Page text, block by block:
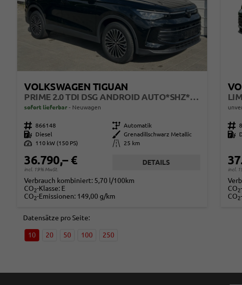
VOLKSWAGEN TIGUAN
PRIME 2.0 TDI DSG ANDROID AUTO*SHZ*18"*IQ DRIVE*360°*ACC*KEYLESS*LED PLUS*DESIGN PAKET
sofort lieferbar Neuwagen
Fahrzeugnr. 866148 Getriebe Automatik
Kraftstoff
Diesel Außenfarbe
Grenadillschwarz Metallic
Leistung
110 kW (150 PS) Kilometerstand 25 km
36.790,– €
incl. 19% MwSt.
DETAILS
Verbrauch kombiniert: 5,70 l/100km
CO2-Klasse: E
CO2-Emissionen: 149,00 g/km
Fahrzeugnr.
Kraftstoff
incl.
CO2
CO2
Datensätze pro Seite:
10 20 50 100 250